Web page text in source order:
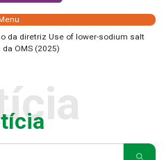
da diretriz Use of lower-sodium salt
OMS (2025)